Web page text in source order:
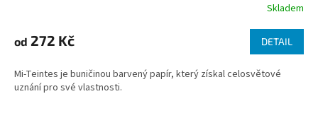
Skladem
od 272 Kč DETAIL
Mi-Teintes je buničinou barvený papír, který získal celosvětové
uznání pro své vlastnosti.